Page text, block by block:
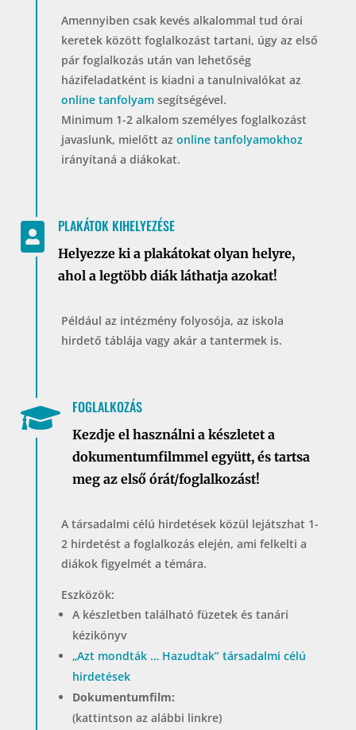
Amennyiben csak kevés alkalommal tud órai
keretek között foglalkozást tartani, úgy az első
pár foglalkozás után van lehetőség
házifeladatként is kiadni a tanulnivalókat az
online tanfolyamsegítségével.
Minimum 1-2 alkalom személyes foglalkozást
javaslunk, mielőtt az online tanfolyamokhoz
irányítaná a diákokat.
 PLAKÁTOK KIHELYEZÉSE
Helyezze ki a plakátokat olyan helyre,
ahol a legtöbb diák láthatja azokat!
Például az intézmény folyosója, az iskola
hirdető táblája vagy akár a tantermek is.
 FOGLALKOZÁS
Kezdje el használni a készletet a
dokumentumfilmmel együtt, és tartsa
meg az első órát/foglalkozást!
A társadalmi célú hirdetések közül lejátszhat 1-
2 hirdetést a foglalkozás elején, ami felkelti a
diákok figyelmét a témára.
Eszközök:
A készletben található füzetek és tanári
kézikönyv
„Azt mondták … Hazudtak” társadalmi célú
hirdetések
Dokumentumfilm:
(kattintson az alábbi linkre)